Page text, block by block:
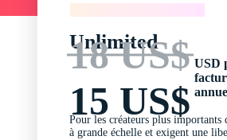
Unlimited
18 US$
15 US$
USD
Pour les créateurs plus importants
à grande échelle et exigent une